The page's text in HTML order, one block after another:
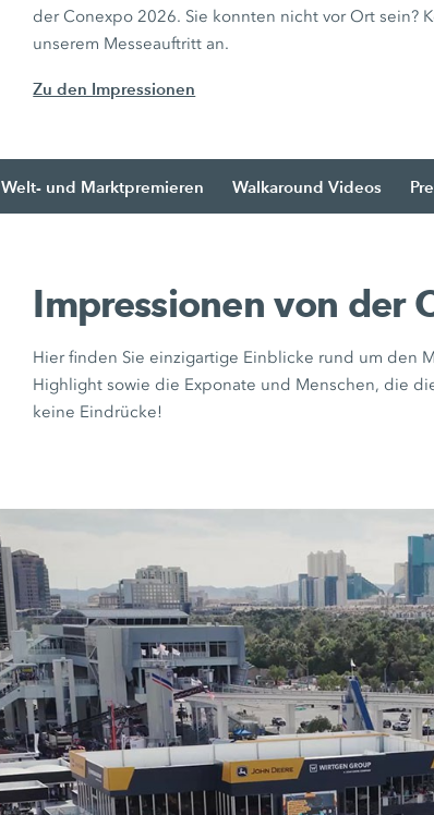
der Conexpo 2026. Sie konnten nicht vor Ort sein?
unserem Messeauftritt an.
Zu den Impressionen
Welt- und Marktpremieren Walkaround Videos
Impressionen von der
Hier finden Sie einzigartige Einblicke rund um den
Highlight sowie die Exponate und Menschen, die
keine Eindrücke!